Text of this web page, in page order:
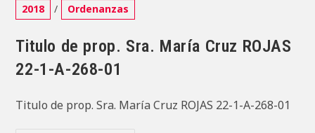
Categoría
de
la
entrada:
2018 / Ordenanzas
Titulo de prop. Sra. María Cruz ROJAS
22-1-A-268-01
Titulo de prop. Sra. María Cruz ROJAS 22-1-A-268-01